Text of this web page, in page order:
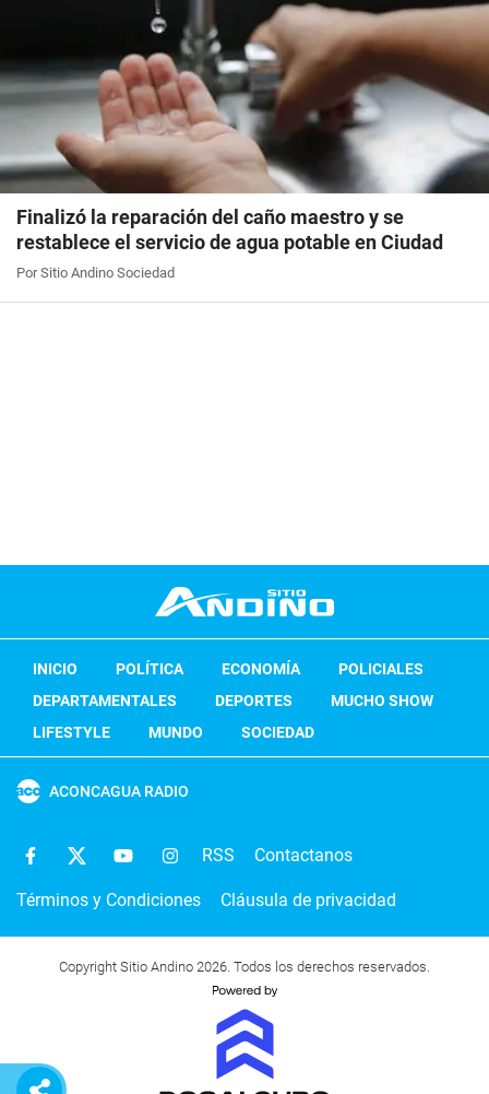
Finalizó la reparación del caño maestro y se
restablece el servicio de agua potable en Ciudad
Por Sitio Andino Sociedad
INICIO POLÍTICA ECONOMÍA
POLICIALES
DEPARTAMENTALES
DEPORTES
MUCHO SHOW
LIFESTYLE
MUNDO SOCIEDAD
ACONCAGUA RADIO
RSS Contactanos
Términos y Condiciones Cláusula de privacidad
Copyright Sitio Andino 2026. Todos los derechos reservados.